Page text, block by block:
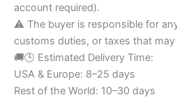
account required).
⚠️ The buyer is responsible for
customs duties, or taxes that
🚚🕒 Estimated Delivery Time:
USA & Europe: 8–25 days
Rest of the World: 10–30 days